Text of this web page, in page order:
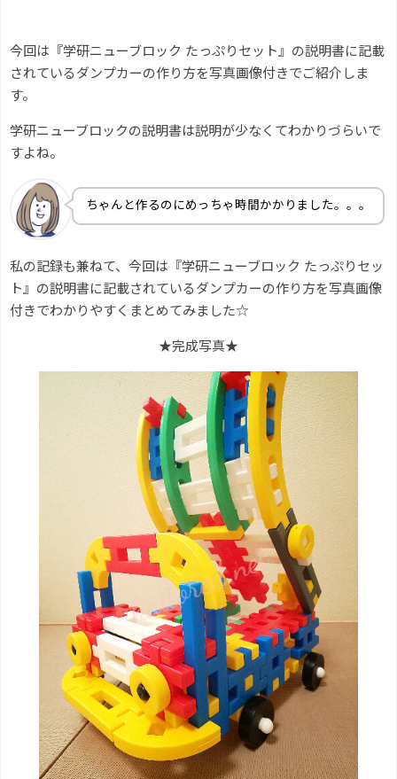
今回は『学研ニューブロック たっぷりセット』の説明書に記載
されているダンプカーの作り方を写真画像付きでご紹介しま
す。
学研ニューブロックの説明書は説明が少なくてわかりづらいで
すよね。
ちゃんと作るのにめっちゃ時間かかりました。。。
私の記録も兼ねて、今回は『学研ニューブロック たっぷりセッ
ト』の説明書に記載されているダンプカーの作り方を写真画像
付きでわかりやすくまとめてみました☆
★完成写真★